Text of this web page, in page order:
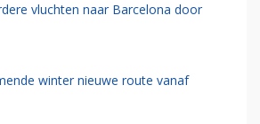
vluchten naar Barcelona door
winter nieuwe route vanaf